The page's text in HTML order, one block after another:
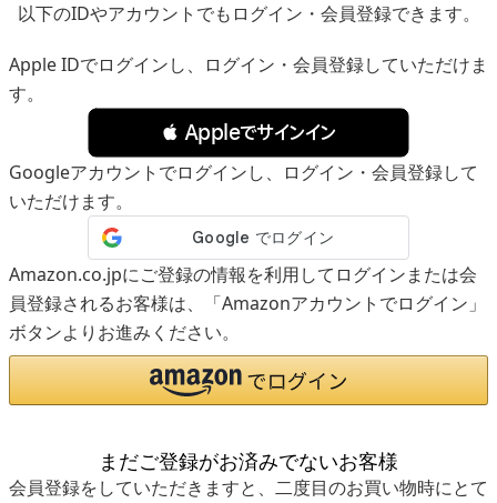
以下のIDやアカウントでもログイン・会員登録できます。
Apple IDでログインし、ログイン・会員登録していただけま
す。
 Appleでサインイン
Googleアカウントでログインし、ログイン・会員登録して
いただけます。
Amazon.co.jpにご登録の情報を利用してログインまたは会
員登録されるお客様は、「Amazonアカウントでログイン」
ボタンよりお進みください。
まだご登録がお済みでないお客様
会員登録をしていただきますと、二度目のお買い物時にとて